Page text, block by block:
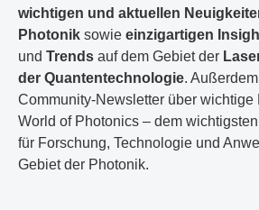
wichtigen und aktuellen
Photonik sowie einzigartigen
und Trends auf dem Gebiet der
der Quantentechnologie.
Community-Newsletter über wichtige
World of Photonics – dem
für Forschung, Technologie und
Gebiet der Photonik.